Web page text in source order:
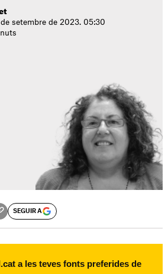
setembre de 2023. 05:30
SEGUIR A
a les teves fonts preferides de